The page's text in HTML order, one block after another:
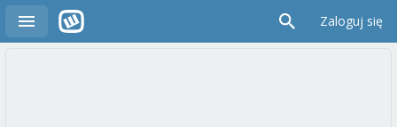
Zaloguj się